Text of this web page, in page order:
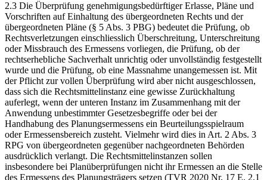
2.3 Die Überprüfung genehmigungsbedürftiger Erlasse, Pläne und
Vorschriften auf Einhaltung des übergeordneten Rechts und der
übergeordneten Pläne (§ 5 Abs. 3 PBG) bedeutet die Prüfung, ob
Rechtsverletzungen einschliesslich Überschreitung, Unterschreitung
oder Missbrauch des Ermessens vorliegen, die Prüfung, ob der
rechtserhebliche Sachverhalt unrichtig oder unvollständig festgestellt
wurde und die Prüfung, ob eine Massnahme unangemessen ist. Mit
der Pflicht zur vollen Überprüfung wird aber nicht ausgeschlossen,
dass sich die Rechtsmittelinstanz eine gewisse Zurückhaltung
auferlegt, wenn der unteren Instanz im Zusammenhang mit der
Anwendung unbestimmter Gesetzesbegriffe oder bei der
Handhabung des Planungsermessens ein Beurteilungsspielraum
oder Ermessensbereich zusteht. Vielmehr wird dies in Art. 2 Abs. 3
RPG von übergeordneten gegenüber nachgeordneten Behörden
ausdrücklich verlangt. Die Rechtsmittelinstanzen sollen
insbesondere bei Planüberprüfungen nicht ihr Ermessen an die Stelle
des Ermessens des Planungsträgers setzen (TVR 2020 Nr. 17 E. 2.1